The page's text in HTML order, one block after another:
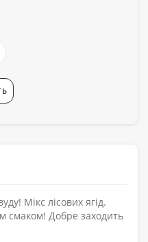
Мікс лісових ягід.
смаком! Добре заходить